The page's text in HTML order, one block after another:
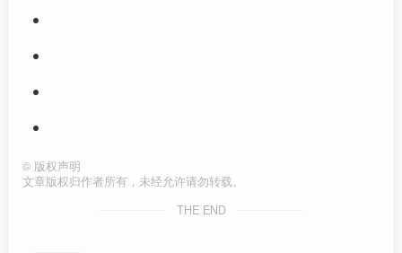
© 版权声明
文章版权归作者所有，未经允许请勿转载。
THE END